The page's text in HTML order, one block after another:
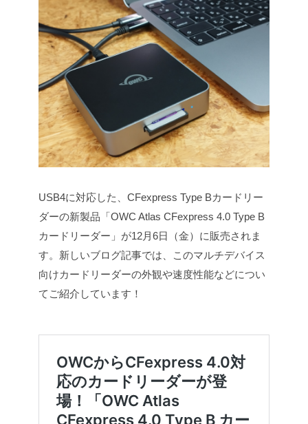
USB4に対応した、CFexpress Type Bカードリー
ダーの新製品「OWC Atlas CFexpress 4.0 Type B
カードリーダー」が12月6日（金）に販売されま
す。新しいブログ記事では、このマルチデバイス
向けカードリーダーの外観や速度性能などについ
てご紹介しています！